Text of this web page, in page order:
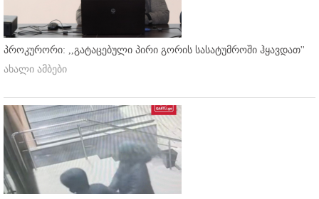
პროკურორი: ,,გატაცებული პირი გორის სასატუმროში ჰყავდათ''
ახალი ამბები